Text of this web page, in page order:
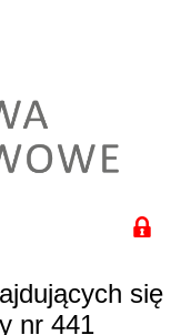
się
nr 441